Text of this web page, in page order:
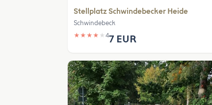
Stellplatz Schwindebecker Heide
Schwindebeck
★ ★ ★ ★ ★ 47 EUR